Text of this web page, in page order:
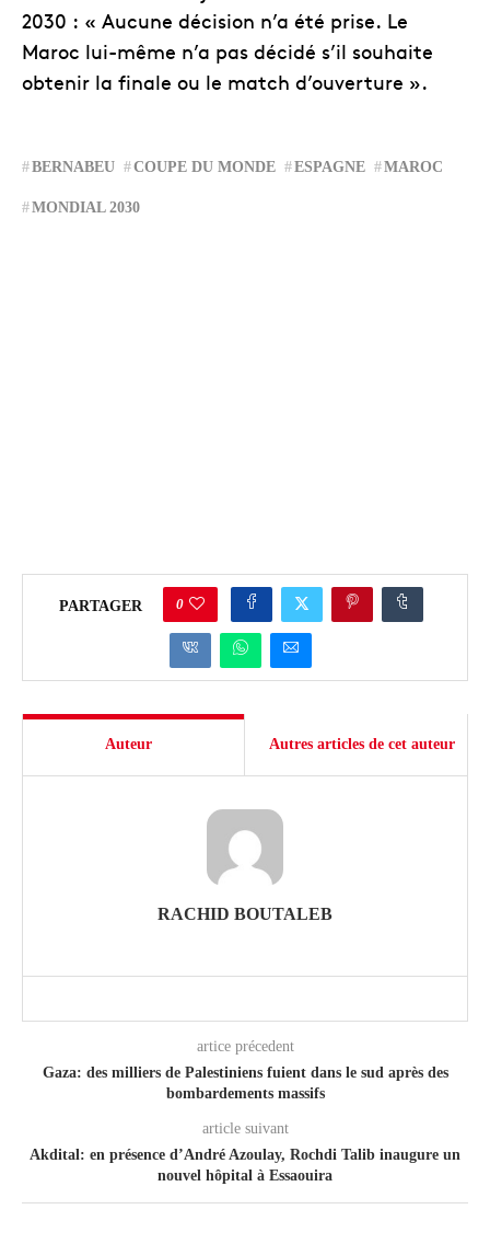
2030 : « Aucune décision n’a été prise. Le
Maroc lui-même n’a pas décidé s’il souhaite
obtenir la finale ou le match d’ouverture ».
BERNABEU COUPE DU MONDE ESPAGNE MAROC
MONDIAL 2030
PARTAGER 0
Auteur Autres articles de cet auteur
RACHID BOUTALEB
artice précedent
Gaza: des milliers de Palestiniens fuient dans le sud après des
bombardements massifs
article suivant
Akdital: en présence d’André Azoulay, Rochdi Talib inaugure un
nouvel hôpital à Essaouira